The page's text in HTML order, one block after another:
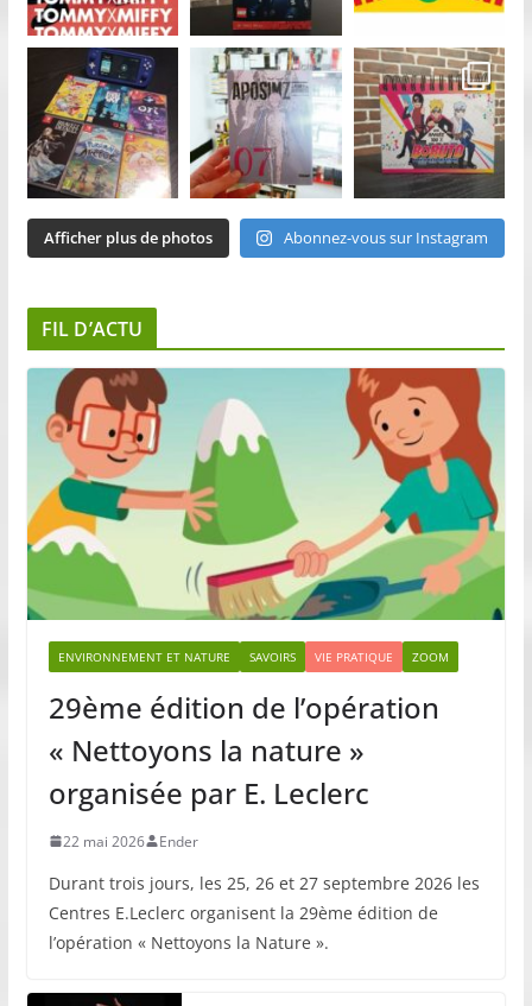
Afficher plus de photos Abonnez-vous sur Instagram
FIL D’ACTU
ENVIRONNEMENT ET NATURE SAVOIRS VIE PRATIQUE ZOOM
29ème édition de l’opération
« Nettoyons la nature »
organisée par E. Leclerc
22 mai 2026 Ender
Durant trois jours, les 25, 26 et 27 septembre 2026 les
Centres E.Leclerc organisent la 29ème édition de
l’opération « Nettoyons la Nature ».